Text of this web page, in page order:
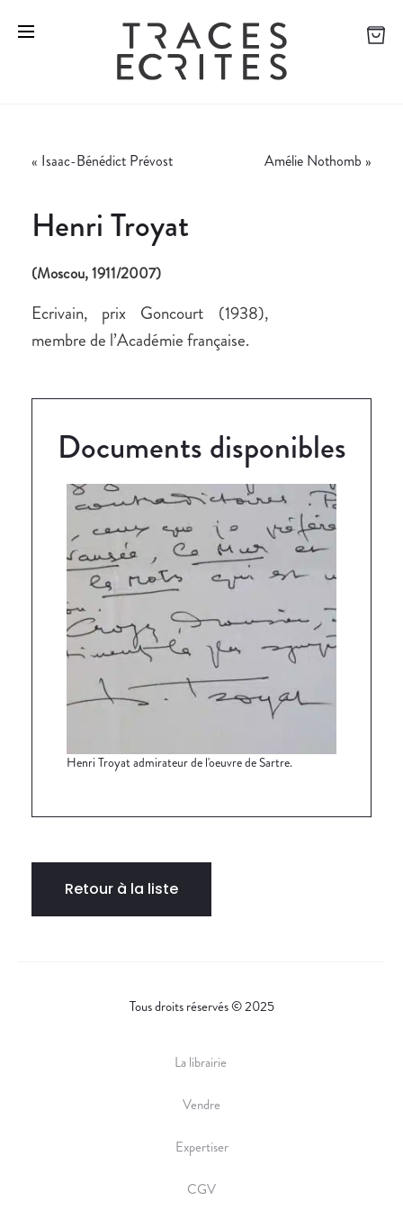
« Isaac-Bénédict Prévost Amélie Nothomb »
Henri Troyat
(Moscou, 1911/2007)
Ecrivain, prix Goncourt (1938),
membre de l’Académie française.
Documents disponibles
Henri Troyat admirateur de l'oeuvre de Sartre.
Retour à la liste
Tous droits réservés © 2025
La librairie
Vendre
Expertiser
CGV